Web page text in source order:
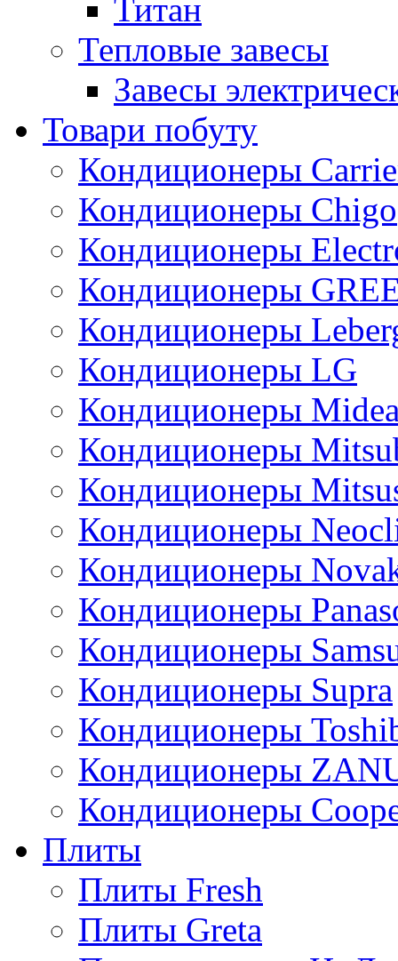
Титан
Тепловые завесы
Завесы
Товари побуту
Кондиционеры
Кондиционеры Chigo
Кондиционеры
Кондиционеры
Кондиционеры
Кондиционеры LG
Кондиционеры
Кондиционеры
Кондиционеры
Кондиционеры
Кондиционеры
Кондиционеры
Кондиционеры
Кондиционеры Supra
Кондиционеры
Кондиционеры
Кондиционеры
Плиты
Плиты Fresh
Плиты Greta